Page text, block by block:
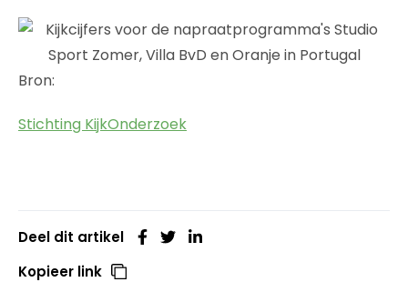
Bron:
Stichting KijkOnderzoek
Deel dit artikel
Kopieer link